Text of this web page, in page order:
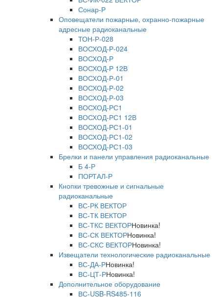
Сонар-Р
Оповещатели пожарные, охранно-пожарные
адресные радиоканальные
ТОН-Р-028
ВОСХОД-Р-024
ВОСХОД-Р
ВОСХОД-Р 12В
ВОСХОД-Р-01
ВОСХОД-Р-02
ВОСХОД-Р-03
ВОСХОД-РС1
ВОСХОД-РС1 12В
ВОСХОД-РС1-01
ВОСХОД-РС1-02
ВОСХОД-РС1-03
Брелки и панели управления радиоканальные
Б 4-Р
ПОРТАЛ-Р
Кнопки тревожные и сигнальные
радиоканальные
ВС-РК ВЕКТОР
ВС-ТК ВЕКТОР
ВС-ТКС ВЕКТОРНовинка!
ВС-СК ВЕКТОРНовинка!
ВС-СКС ВЕКТОРНовинка!
Извещатели технологические радиоканальные
ВС-ДА-РНовинка!
ВС-ЦТ-РНовинка!
Дополнительное оборудование
ВС-USB-RS485-116